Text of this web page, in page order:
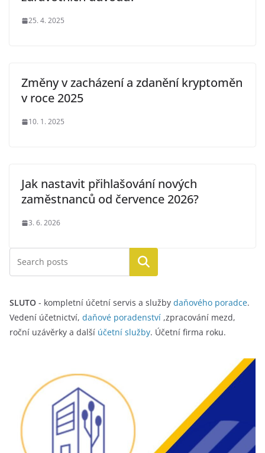
25. 4. 2025
Změny v zacházení a zdanění kryptoměn
v roce 2025
10. 1. 2025
Jak nastavit přihlašování nových
zaměstnanců od července 2026?
3. 6. 2026
Hledat
SLUTO - kompletní účetní servis a služby daňového poradce.
Vedení účetnictví, daňové poradenství ,zpracování mezd,
roční uzávěrky a další účetní služby. Účetní firma roku.